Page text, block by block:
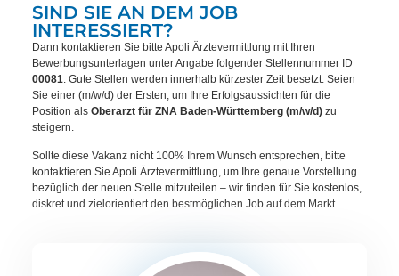
SIND SIE AN DEM JOB
INTERESSIERT?
Dann kontaktieren Sie bitte Apoli Ärztevermittlung mit Ihren
Bewerbungsunterlagen unter Angabe folgender Stellennummer ID
00081. Gute Stellen werden innerhalb kürzester Zeit besetzt. Seien
Sie einer (m/w/d) der Ersten, um Ihre Erfolgsaussichten für die
Position als Oberarzt für ZNA Baden-Württemberg (m/w/d)zu
steigern.
Sollte diese Vakanz nicht 100% Ihrem Wunsch entsprechen, bitte
kontaktieren Sie Apoli Ärztevermittlung, um Ihre genaue Vorstellung
bezüglich der neuen Stelle mitzuteilen – wir finden für Sie kostenlos,
diskret und zielorientiert den bestmöglichen Job auf dem Markt.